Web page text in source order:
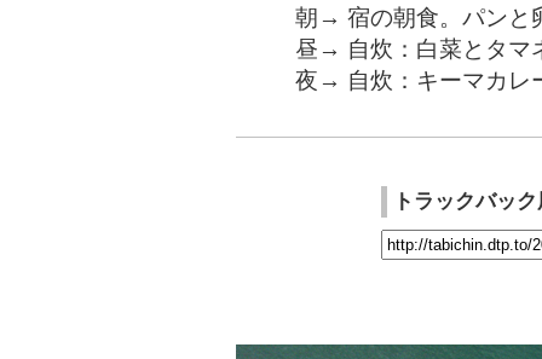
朝→ 宿の朝食。パンと
昼→ 自炊：白菜とタマ
夜→ 自炊：キーマカレ
トラックバッ